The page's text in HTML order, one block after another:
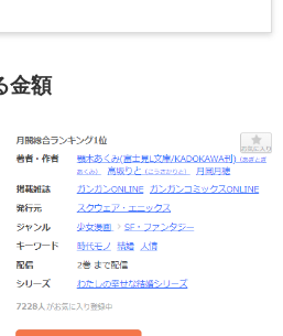
金額